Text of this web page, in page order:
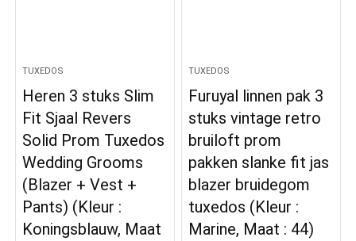
TUXEDOS
Heren 3 stuks Slim
Fit Sjaal Revers
Solid Prom Tuxedos
Wedding Grooms
(Blazer + Vest +
Pants) (Kleur :
Koningsblauw, Maat
TUXEDOS
Furuyal linnen pak 3
stuks vintage retro
bruiloft prom
pakken slanke fit jas
blazer bruidegom
tuxedos (Kleur :
Marine, Maat : 44)